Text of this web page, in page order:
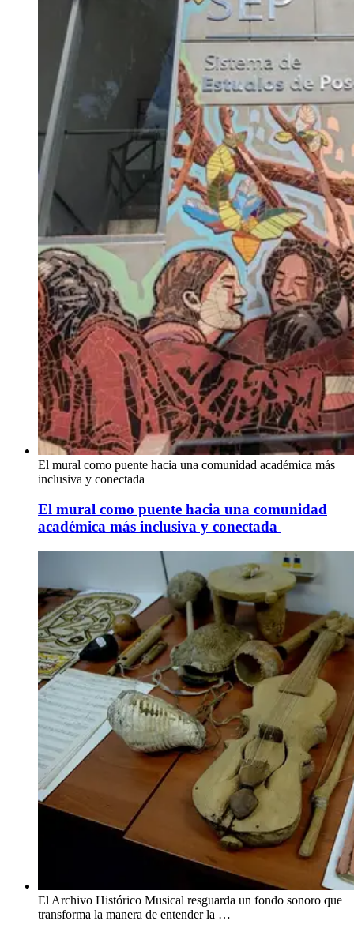
El mural como puente hacia una comunidad académica más
inclusiva y conectada
El mural como puente hacia una comunidad
académica más inclusiva y conectada
El Archivo Histórico Musical resguarda un fondo sonoro que
transforma la manera de entender la …